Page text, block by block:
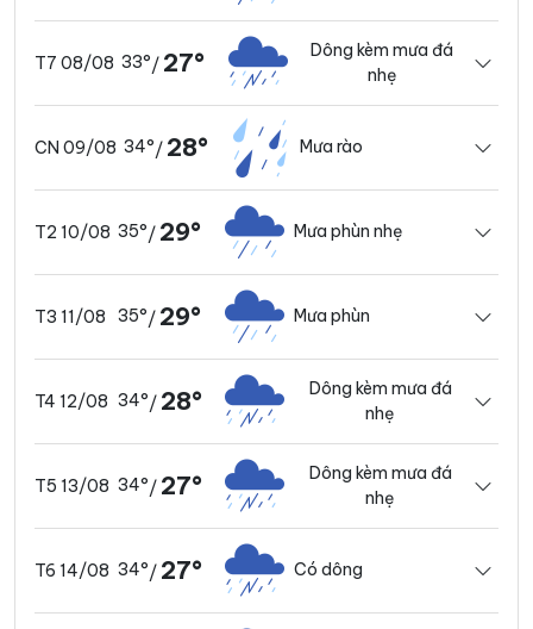
T7 08/08 33°/ 27°
Dông kèm mưa đá
nhẹ
CN 09/08 34°/ 28° Mưa rào
T2 10/08 35°/ 29° Mưa phùn nhẹ
T3 11/08 35°/ 29° Mưa phùn
T4 12/08 34°/ 28°
Dông kèm mưa đá
nhẹ
T5 13/08 34°/ 27°
Dông kèm mưa đá
nhẹ
T6 14/08 34°/ 27° Có dông